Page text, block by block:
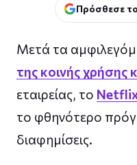
Πρόσθεσε
Μετά τα
της κοινής
εταιρείας, το
το φθηνότερο
διαφημίσεις.